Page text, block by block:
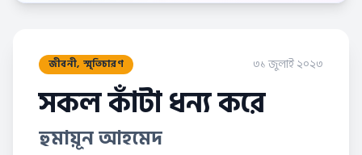
জীবনী, স্মৃতিচারণ ৩১ জুলাই ২০২৩
সকল কাঁটা ধন্য করে
হুমায়ূন আহমেদ